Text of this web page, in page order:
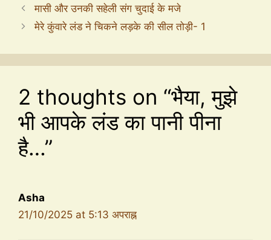
मासी और उनकी सहेली संग चुदाई के मजे
मेरे कुंवारे लंड ने चिकने लड़के की सील तोड़ी- 1
2 thoughts on “भैया, मुझे
भी आपके लंड का पानी पीना
है…”
Asha
21/10/2025 at 5:13 अपराह्न